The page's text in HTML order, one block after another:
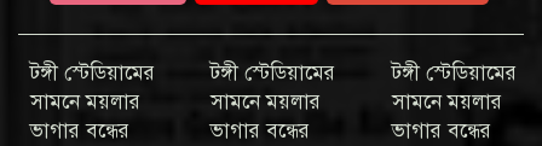
টঙ্গী স্টেডিয়ামের
সামনে ময়লার
ভাগার বন্ধের
টঙ্গী স্টেডিয়ামের
সামনে ময়লার
ভাগার বন্ধের
টঙ্গী স্টেডিয়ামের
সামনে ময়লার
ভাগার বন্ধের